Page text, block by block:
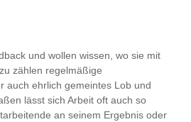
und wollen wissen, wo sie mit
zählen regelmäßige
auch ehrlich gemeintes Lob und
lässt sich Arbeit oft auch so
an seinem Ergebnis oder